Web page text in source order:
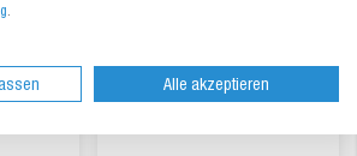
ab 0,34 € / m
.
Alle akzeptieren